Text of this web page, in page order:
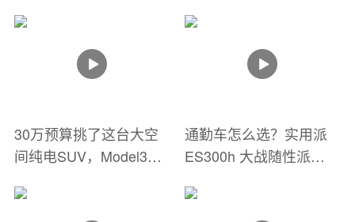
30万预算挑了这台大空
间纯电SUV，Model3都
通勤车怎么选？实用派
ES300h 大战随性派